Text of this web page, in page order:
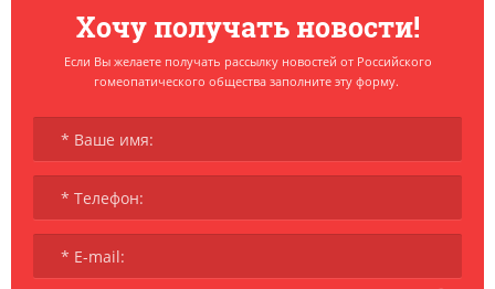
Хочу получать новости!
Если Вы желаете получать рассылку новостей от Российского
гомеопатического общества заполните эту форму.